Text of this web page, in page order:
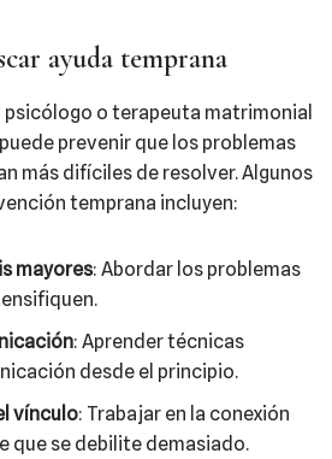
ayuda temprana
psicólogo o terapeuta matrimonial
prevenir que los problemas
más difíciles de resolver. Algunos
temprana incluyen:
mayores: Abordar los problemas
: Aprender técnicas
desde el principio.
vínculo: Trabajar en la conexión
que se debilite demasiado.